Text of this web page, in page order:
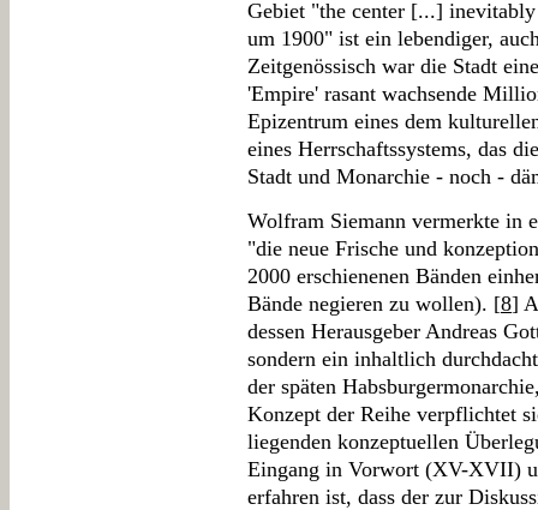
Gebiet "the center [...]
um 1900" ist ein lebendiger,
Zeitgenössisch war die Stadt
'Empire' rasant wachsende
Epizentrum eines dem
eines Herrschaftssystems, das
Stadt und Monarchie - noch -
Wolfram Siemann vermerkte in
"die neue Frische und
2000 erschienenen Bänden
Bände negieren zu wollen). [8]
dessen Herausgeber Andreas
sondern ein inhaltlich
der späten
Konzept der Reihe verpflichtet
liegenden konzeptuellen
Eingang in Vorwort (XV-XVII)
erfahren ist, dass der zur